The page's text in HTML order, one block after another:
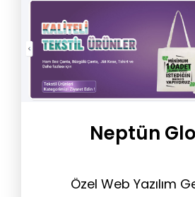
Neptün
Özel Web Yazılım